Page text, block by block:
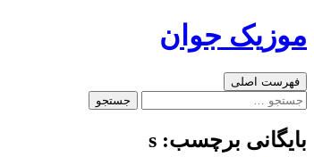
به
موزیک جوان
جست‌وجو
فهرست اصلی
جستجو
بایگانی برچسب: s